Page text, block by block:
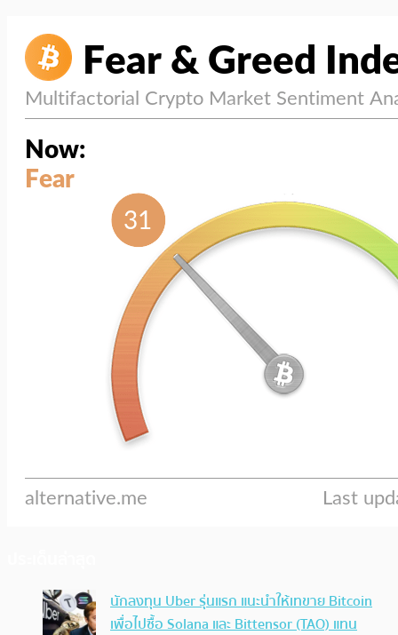
นักลงทุน Uber รุ่นแรก แนะนำให้เทขาย Bitcoin
เพื่อไปซื้อ Solana และ Bittensor (TAO) แทน